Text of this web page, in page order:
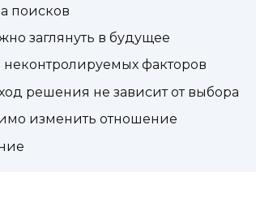
поисков
заглянуть в будущее
факторов
решения не зависит от выбора
изменить отношение